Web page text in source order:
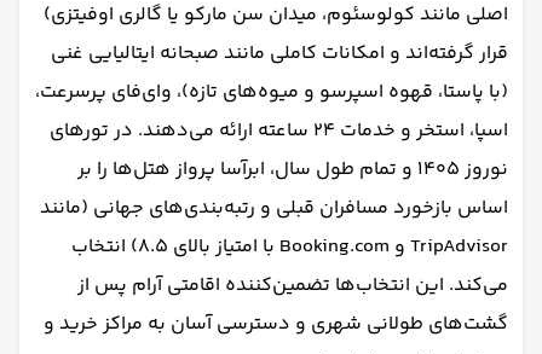
اصلی مانند کولوسئوم، میدان سن مارکو یا گالری اوفیتزی)
قرار گرفته‌اند و امکانات کاملی مانند صبحانه ایتالیایی غنی
(با پاستا، قهوه اسپرسو و میوه‌های تازه)، وای‌فای پرسرعت،
اسپا، استخر و خدمات ۲۴ ساعته ارائه می‌دهند. در تورهای
نوروز ۱۴۰۵ و تمام طول سال، ابرآسا پرواز هتل‌ها را بر
اساس بازخورد مسافران قبلی و رتبه‌بندی‌های جهانی (مانند
TripAdvisor و Booking.com با امتیاز بالای ۸.۵) انتخاب
می‌کند. این انتخاب‌ها تضمین‌کننده اقامتی آرام پس از
گشت‌های طولانی شهری و دسترسی آسان به مراکز خرید و